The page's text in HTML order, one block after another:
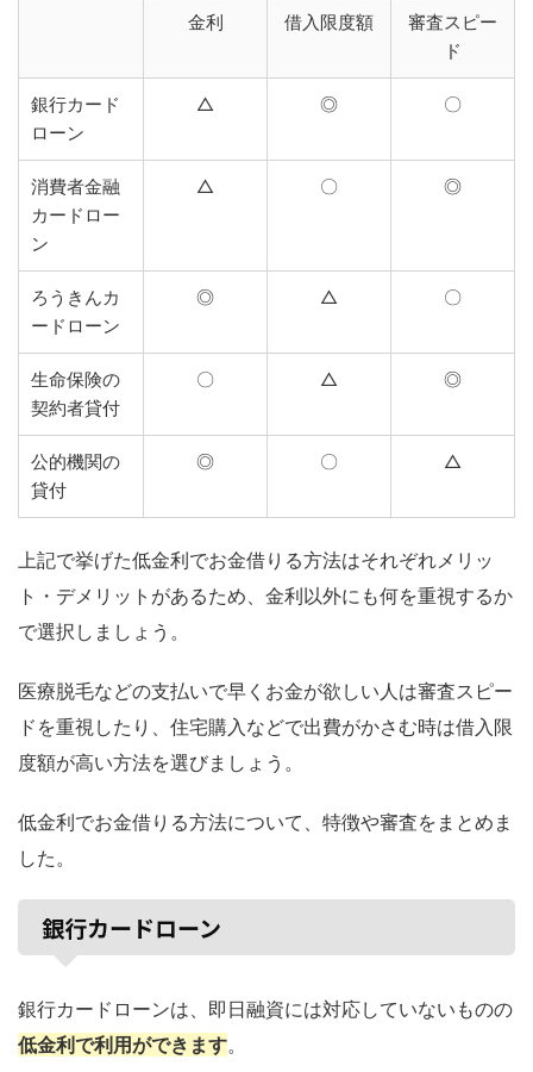
金利 借入限度額
審査スピー
ド
銀行カード
ローン
△ ◎ 〇
消費者金融
カードロー
ン
△ 〇 ◎
ろうきんカ
ードローン
◎ △ 〇
生命保険の
契約者貸付
〇 △ ◎
公的機関の
貸付
◎ 〇 △
上記で挙げた低金利でお金借りる方法はそれぞれメリッ
ト・デメリットがあるため、金利以外にも何を重視するか
で選択しましょう。
医療脱毛などの支払いで早くお金が欲しい人は審査スピー
ドを重視したり、住宅購入などで出費がかさむ時は借入限
度額が高い方法を選びましょう。
低金利でお金借りる方法について、特徴や審査をまとめま
した。
銀行カードローン
銀行カードローンは、即日融資には対応していないものの
低金利で利用ができます。